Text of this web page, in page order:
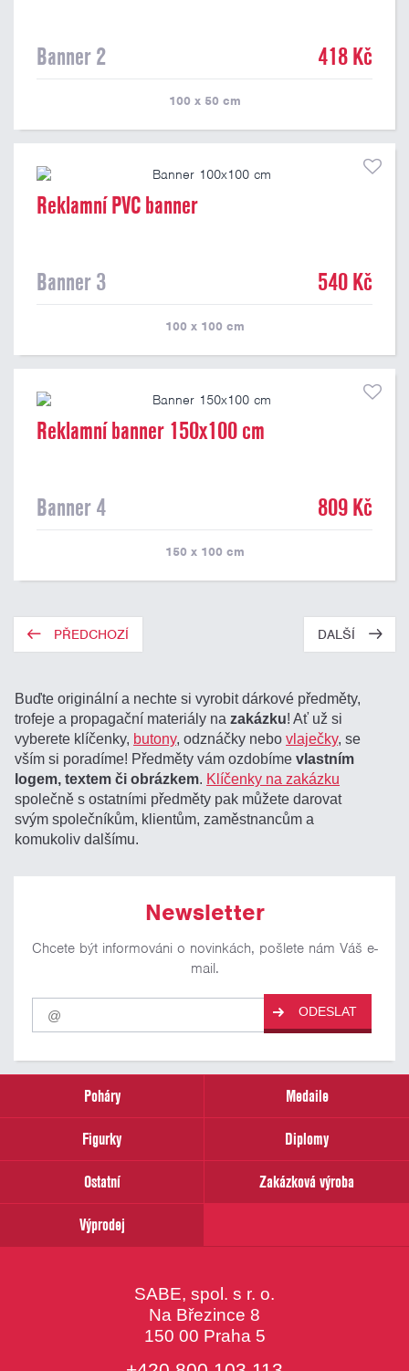
Banner 2 418 Kč
100 x 50 cm
Reklamní PVC banner
Banner 3 540 Kč
100 x 100 cm
Reklamní banner 150x100 cm
Banner 4 809 Kč
150 x 100 cm
PŘEDCHOZÍ DALŠÍ
Buďte originální a nechte si vyrobit dárkové předměty,
trofeje a propagační materiály nazakázku! Ať už si
vyberete klíčenky, butony, odznáčky nebovlaječky, se
vším si poradíme! Předměty vám ozdobímevlastním
logem, textem či obrázkem. Klíčenky na zakázku
společně s ostatními předměty pak můžete darovat
svým společníkům, klientům, zaměstnancům a
komukoliv dalšímu.
Newsletter
Chcete být informováni o novinkách, pošlete nám Váš e-
mail.
Pro
odběr
našich
email
ODESLAT
Poháry
Medaile
Figurky
Diplomy
Ostatní
Zakázková výroba
Výprodej
SABE, spol. s r. o.
Na Březince 8
150 00 Praha 5